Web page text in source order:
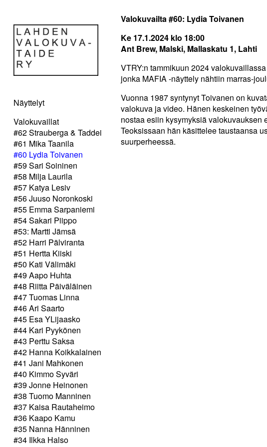
Näyttelyt
Valokuvaillat
#62 Strauberga & Taddei
#61 Mika Taanila
#60 Lydia Toivanen
#59 Sari Soininen
#58 Milja Laurila
#57 Katya Lesiv
#56 Juuso Noronkoski
#55 Emma Sarpaniemi
#54 Sakari Piippo
#53: Martti Jämsä
#52 Harri Pälviranta
#51 Hertta Kiiski
#50 Kati Välimäki
#49 Aapo Huhta
#48 Riitta Päiväläinen
#47 Tuomas Linna
#46 Ari Saarto
#45 Esa YLijaasko
#44 Kari Pyykönen
#43 Perttu Saksa
#42 Hanna Koikkalainen
#41 Jani Mahkonen
#40 Kimmo Syväri
#39 Jonne Heinonen
#38 Tuomo Manninen
#37 Kaisa Rautaheimo
#36 Kaapo Kamu
#35 Nanna Hänninen
#34 Ilkka Halso
Valokuvailta #60: Lydia Toivanen
Ke 17.1.2024 klo 18:00
Ant Brew, Malski, Mallaskatu 1, Lahti
VTRY:n tammikuun 2024
jonka MAFIA -näyttely nähtiin marras-
Vuonna 1987 syntynyt Toivanen on
valokuva ja video. Hänen keskeinen
nostaa esiin kysymyksiä valokuvauksen
Teoksissaan hän käsittelee taustaansa
suurperheessä.